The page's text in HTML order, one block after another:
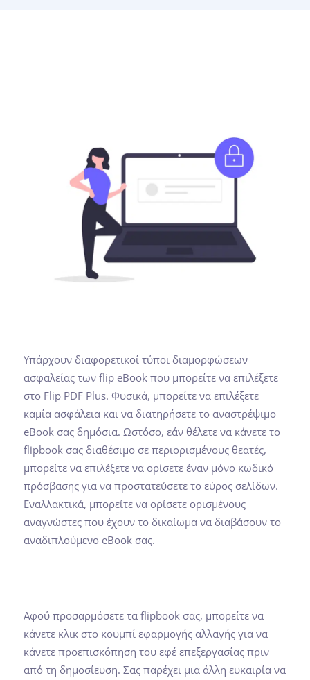
Υπάρχουν διαφορετικοί τύποι διαμορφώσεων
ασφαλείας των flip eBook που μπορείτε να επιλέξετε
στο Flip PDF Plus. Φυσικά, μπορείτε να επιλέξετε
καμία ασφάλεια και να διατηρήσετε το αναστρέψιμο
eBook σας δημόσια. Ωστόσο, εάν θέλετε να κάνετε το
flipbook σας διαθέσιμο σε περιορισμένους θεατές,
μπορείτε να επιλέξετε να ορίσετε έναν μόνο κωδικό
πρόσβασης για να προστατεύσετε το εύρος σελίδων.
Εναλλακτικά, μπορείτε να ορίσετε ορισμένους
αναγνώστες που έχουν το δικαίωμα να διαβάσουν το
αναδιπλούμενο eBook σας.
Αφού προσαρμόσετε τα flipbook σας, μπορείτε να
κάνετε κλικ στο κουμπί εφαρμογής αλλαγής για να
κάνετε προεπισκόπηση του εφέ επεξεργασίας πριν
από τη δημοσίευση. Σας παρέχει μια άλλη ευκαιρία να